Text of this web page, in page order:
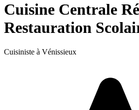
Cuisine Centrale
Restauration
Cuisiniste à Vénissieux